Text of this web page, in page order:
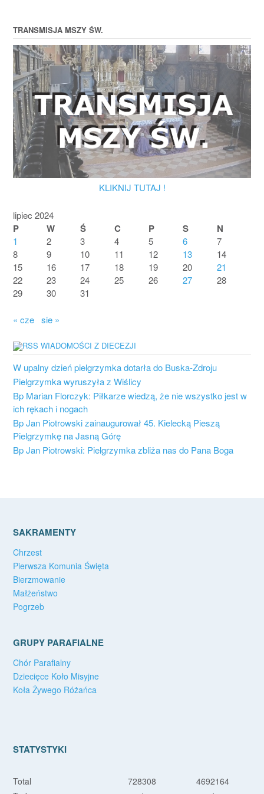
TRANSMISJA MSZY ŚW.
KLIKNIJ TUTAJ !
lipiec 2024
P W Ś C P S N
1 2 3 4 5 6
7
8
9 10 11 12 13
14
15
16 17 18 19 20
21
22
23 24 25 26 27
28
29
30 31
« cze sie »
WIADOMOŚCI Z DIECEZJI
W upalny dzień pielgrzymka dotarła do Buska-Zdroju
Pielgrzymka wyruszyła z Wiślicy
Bp Marian Florczyk: Piłkarze wiedzą, że nie wszystko jest w
ich rękach i nogach
Bp Jan Piotrowski zainaugurował 45. Kielecką Pieszą
Pielgrzymkę na Jasną Górę
Bp Jan Piotrowski: Pielgrzymka zbliża nas do Pana Boga
SAKRAMENTY
Chrzest
Pierwsza Komunia Święta
Bierzmowanie
Małżeństwo
Pogrzeb
GRUPY PARAFIALNE
Chór Parafialny
Dziecięce Koło Misyjne
Koła Żywego Różańca
STATYSTYKI
Total 728308
4692164